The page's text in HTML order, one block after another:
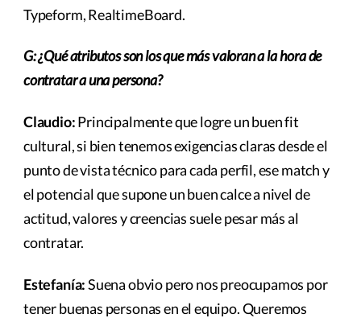
Typeform, RealtimeBoard.
G: ¿Qué atributos son los que más valoran a la hora de
contratar a una persona?
Claudio:Principalmente que logre un buen fit
cultural, si bien tenemos exigencias claras desde el
punto de vista técnico para cada perfil, ese match y
el potencial que supone un buen calce a nivel de
actitud, valores y creencias suele pesar más al
contratar.
Estefanía:Suena obvio pero nos preocupamos por
tener buenas personas en el equipo. Queremos